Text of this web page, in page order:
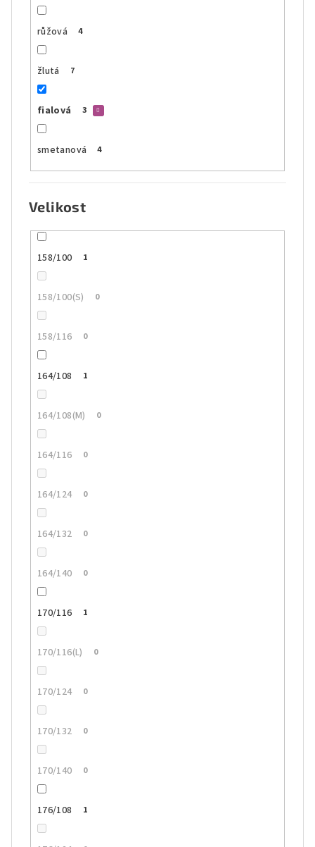
růžová 4
žlutá 7
fialová 3
smetanová 4
Velikost
158/100 1
158/100(S) 0
158/116 0
164/108 1
164/108(M) 0
164/116 0
164/124 0
164/132 0
164/140 0
170/116 1
170/116(L) 0
170/124 0
170/132 0
170/140 0
176/108 1